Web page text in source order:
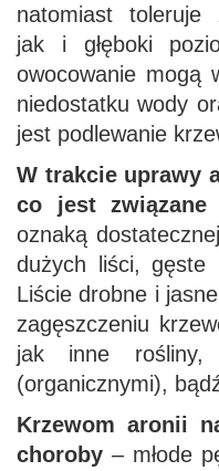
natomiast toleruje
jak i głęboki
owocowanie mogą
niedostatku wody
jest podlewanie
W trakcie uprawy
co jest związane
oznaką
dużych liści, gęste
Liście drobne i
zagęszczeniu
jak inne rośliny,
(organicznymi),
Krzewom aronii
choroby – młode